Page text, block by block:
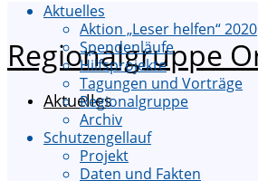
Aktuelles
Aktuelles
Aktion „Leser helfen“ 2020
Spendenläufe
Hilfsprojekte
Tagungen und Vorträge
Regionalgruppe
Archiv
Schutzengellauf
Projekt
Daten und Fakten